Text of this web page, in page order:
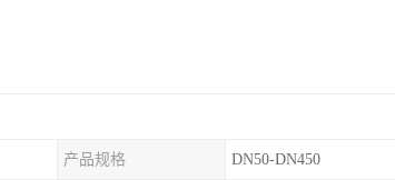
产品规格 DN50-DN450